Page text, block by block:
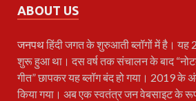
ABOUT US
जनपथहिंदी जगत के शुरुआती ब्लॉगों में है। यह
शुरू हुआ था। दस वर्ष तक संचालन के बाद
गीत” छापकर यह ब्लॉग बंद हो गया। 2019 के
किया गया। अब एक स्वतंत्र जन वेबसाइट के